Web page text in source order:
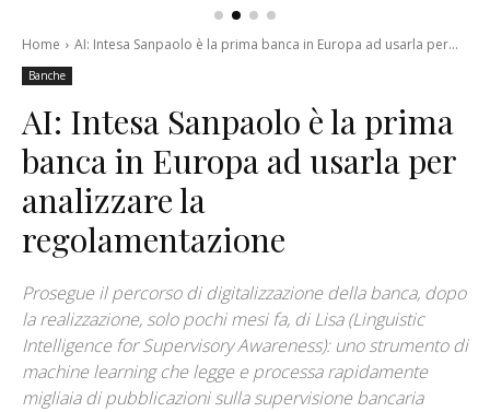
Home AI: Intesa Sanpaolo è la prima banca in Europa ad usarla per...
Banche
AI: Intesa Sanpaolo è la prima
banca in Europa ad usarla per
analizzare la
regolamentazione
Prosegue il percorso di digitalizzazione della banca, dopo
la realizzazione, solo pochi mesi fa, di Lisa (Linguistic
Intelligence for Supervisory Awareness): uno strumento di
machine learning che legge e processa rapidamente
migliaia di pubblicazioni sulla supervisione bancaria